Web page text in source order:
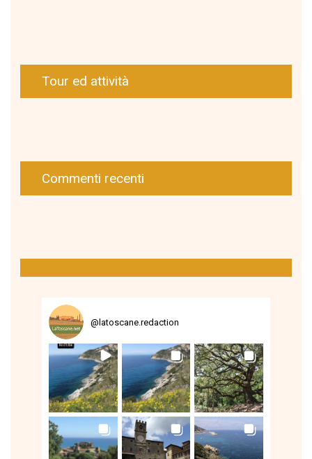
Tour ed attività
Commenti recenti
@ latoscane.redaction